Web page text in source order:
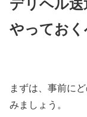
やってお
まずは、事前に
みましょう。